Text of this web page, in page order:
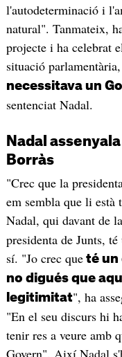
l'autodeterminació i
natural". Tanmateix,
projecte i ha celebrat
situació parlamentària,
necessitava un
sentenciat Nadal.
Nadal
Borràs
"Crec que la
em sembla que li està
Nadal, qui davant de
presidenta de Junts,
sí. "Jo crec queté un
no digués que
legitimitat", ha
"En el seu discurs hi
tenir res a veure amb
Govern". Així Nadal